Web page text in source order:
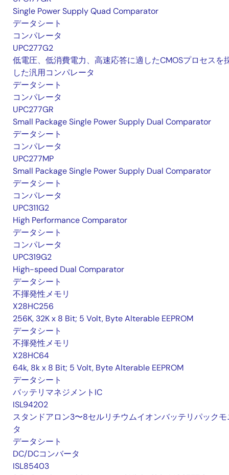
Single Power Supply Quad Comparator
データシート
コンパレータ
UPC277G2
低電圧、低消費電力、高速応答に適したCMOSプロセスを
した汎用コンパレータ
データシート
コンパレータ
UPC277GR
Small Package Single Power Supply Dual Comparator
データシート
コンパレータ
UPC277MP
Small Package Single Power Supply Dual Comparator
データシート
コンパレータ
UPC311G2
High Performance Comparator
データシート
コンパレータ
UPC319G2
High-speed Dual Comparator
データシート
不揮発性メモリ
X28HC256
256K, 32K x 8 Bit; 5 Volt, Byte Alterable EEPROM
データシート
不揮発性メモリ
X28HC64
64k, 8k x 8 Bit; 5 Volt, Byte Alterable EEPROM
データシート
バッテリマネジメントIC
ISL94202
スタンドアロン3〜8セルリチウムイオンバッテリパックモ
タ
データシート
DC/DCコンバータ
ISL85403